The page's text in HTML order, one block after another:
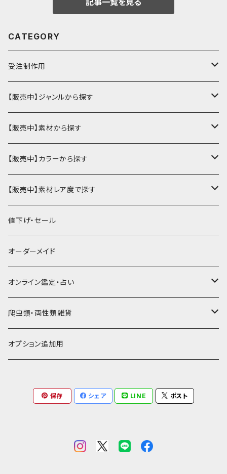
記事一覧を見る
CATEGORY
受注制作用
財布・小銭入れ
ミニ財布
ハーフ・二つ折り財布
名刺入れ・定期入れ
カードケース・名刺入れ
パスケース・定期入れ
ミニチュア・雑貨
ミニチュア
雑貨
キーケース・キーホルダー
キーケース
キーホルダー
その他革小物
コンドームケース
チュッパチャップスホルダー
タロットカードケース
もむのふの爬虫類グッズ屋さん
お名前カード
【販売中】ジャンルから探す
カードケース・名刺入れ
カードケース
レギュラー名刺入れ
パスケース・定期入れ
パスケース
切符・回数券ケース
財布・小銭入れ
ミニ財布
二つ折り・ハーフ財布
キーケース・キーホルダー
キーケース
キーホルダー
その他ケース
ペンケース
ようかんホルダー
コンドームケース
ミニチュア・雑貨
ミニチュアブーツ
ミニチュアキャスケット
ミニチュア革の鎧
その他革小物
ソフトレザーポーチ
パッチワーク・つぎはぎ
金運アップ
【販売中】素材から探す
牛革
牛ヌメ
その他牛革
豚革
豚ヌメ
豚スエード
ヤギ革
ヤギヌメ
その他ヤギ革
羊革
馬革
馬ヌメ
コードバン
バッファロー革
駱駝革
ダイヤモンドパイソン
【販売中】カラーから探す
ナチュラル（染色なし）
白系
黒系
茶系
こげ茶系
赤系
【販売中】素材レア度で探す
★★☆☆☆☆ 流通数、人気あり
★★★☆☆☆ 流通数少ない
★★★★☆☆ 希少素材、高価
★★★★★☆ かなりレア素材、高価！
★★★★★★ 最高ランク激レア高額素材！
値下げ・セール
オーダーメイド
オンライン鑑定・占い
タロット占い
ルーン占い
爬虫類・両性類雑貨
アイテムジャンルから探す
マグネット
フトアゴヒゲトカゲ
オプション追加用
保存 シェア LINE ポスト